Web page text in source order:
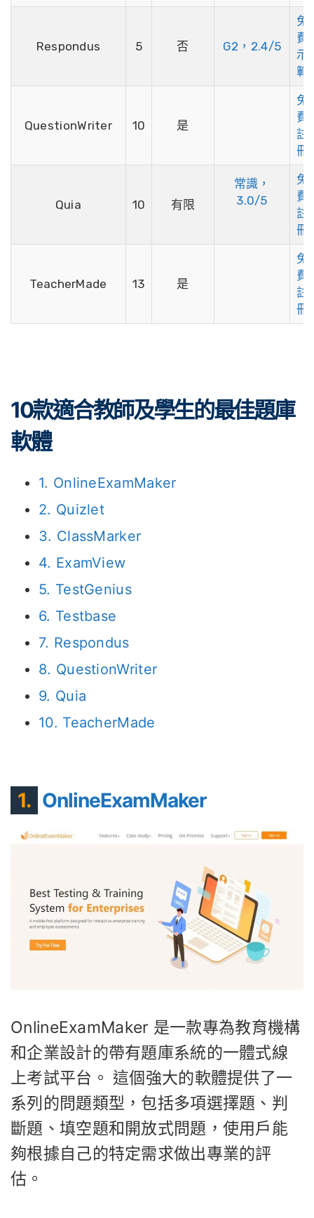
Respondus 5 否 G2，2.4/5
免
費
示
範
QuestionWriter 10 是
免
費
註
冊
Quia 10 有限
常識，
3.0/5
免
費
註
冊
TeacherMade 13 是
免
費
註
冊
10款適合教師及學生的最佳題庫
軟體
1. OnlineExamMaker
2. Quizlet
3. ClassMarker
4. ExamView
5. TestGenius
6. Testbase
7. Respondus
8. QuestionWriter
9. Quia
10. TeacherMade
1. OnlineExamMaker
OnlineExamMaker 是一款專為教育機構
和企業設計的帶有題庫系統的一體式線
上考試平台。 這個強大的軟體提供了一
系列的問題類型，包括多項選擇題、判
斷題、填空題和開放式問題，使用戶能
夠根據自己的特定需求做出專業的評
估。